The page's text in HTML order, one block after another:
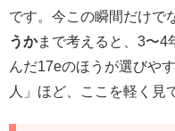
です。今この瞬間だけで
うかまで考えると、3〜4
んだ17eのほうが選びや
人」ほど、ここを軽く見